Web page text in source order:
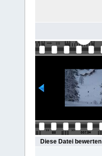
Diese Datei bewerten